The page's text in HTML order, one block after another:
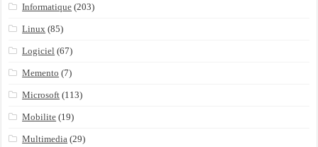
Informatique (203)
Linux (85)
Logiciel (67)
Memento (7)
Microsoft (113)
Mobilite (19)
Multimedia (29)